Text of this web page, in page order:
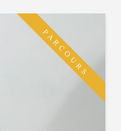
PARCOURS